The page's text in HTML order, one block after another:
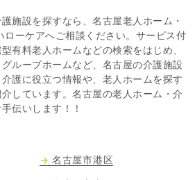
施設を探すなら、名古屋老人ホーム・
ローケアへご相談ください。サービス付
有料老人ホームなどの検索をはじめ、
ループホームなど、名古屋の介護施設
護に役立つ情報や、老人ホームを探す
しています。名古屋の老人ホーム・介
伝いします！！
名古屋市港区